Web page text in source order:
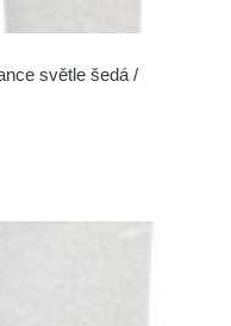
světle šedá /